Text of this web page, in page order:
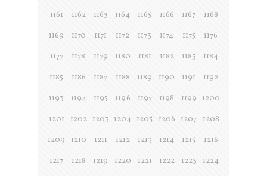
1161
1162 1163 1164 1165 1166 1167
1168
1169
1170 1171 1172 1173 1174 1175
1176
1177
1178 1179 1180 1181 1182 1183
1184
1185
1186 1187 1188 1189 1190 1191
1192
1193
1194 1195 1196 1197 1198 1199
1200
1201
1202 1203 1204 1205 1206 1207
1208
1209
1210 1211 1212 1213 1214 1215
1216
1217
1218 1219 1220 1221 1222 1223
1224